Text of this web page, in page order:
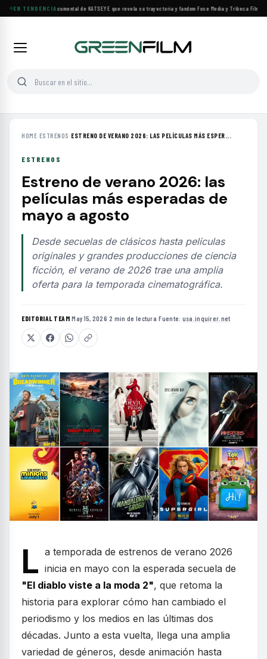
EN TENDENCIA
Llega a cines el documental de KATSEYE que revela su trayectoria y fandom·Fuse Media y Tribeca Films
HOME›ESTRENOS ›ESTRENO DE VERANO 2026: LAS PELÍCULAS MÁS ESPER...
ESTRENOS
Estreno de verano 2026: las
películas más esperadas de
mayo a agosto
Desde secuelas de clásicos hasta películas
originales y grandes producciones de ciencia
ficción, el verano de 2026 trae una amplia
oferta para la temporada cinematográfica.
EDITORIAL TEAM·May 15, 2026·2 min de lectura·Fuente: usa.inquirer.net
L a temporada de estrenos de verano 2026
inicia en mayo con la esperada secuela de
"El diablo viste a la moda 2", que retoma la
historia para explorar cómo han cambiado el
periodismo y los medios en las últimas dos
décadas. Junto a esta vuelta, llega una amplia
variedad de géneros, desde animación hasta